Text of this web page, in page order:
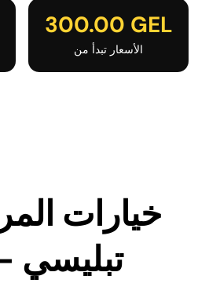
300.00 GEL
الأسعار تبدأ من
خيارات
تبليسي